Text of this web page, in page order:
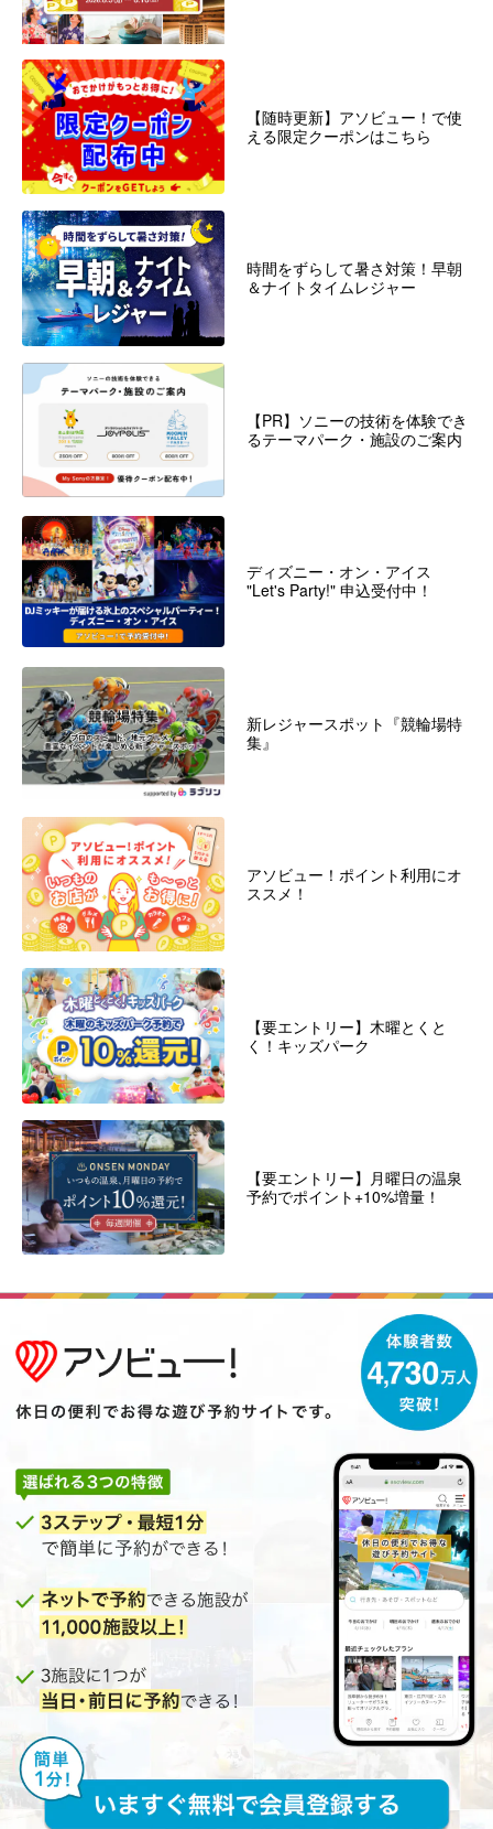
【随時更新】アソビュー！で使
える限定クーポンはこちら
時間をずらして暑さ対策！早朝
＆ナイトタイムレジャー
【PR】ソニーの技術を体験でき
るテーマパーク・施設のご案内
ディズニー・オン・アイス
"Let's Party!" 申込受付中！
新レジャースポット『競輪場特
集』
アソビュー！ポイント利用にオ
ススメ！
【要エントリー】木曜とくと
く！キッズパーク
【要エントリー】月曜日の温泉
予約でポイント+10%増量！